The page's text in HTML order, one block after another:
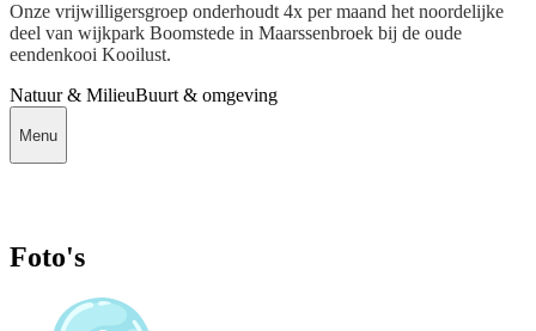
Onze vrijwilligersgroep onderhoudt 4x per maand het noordelijke
deel van wijkpark Boomstede in Maarssenbroek bij de oude
eendenkooi Kooilust.
Natuur & MilieuBuurt & omgeving
Menu
Foto's